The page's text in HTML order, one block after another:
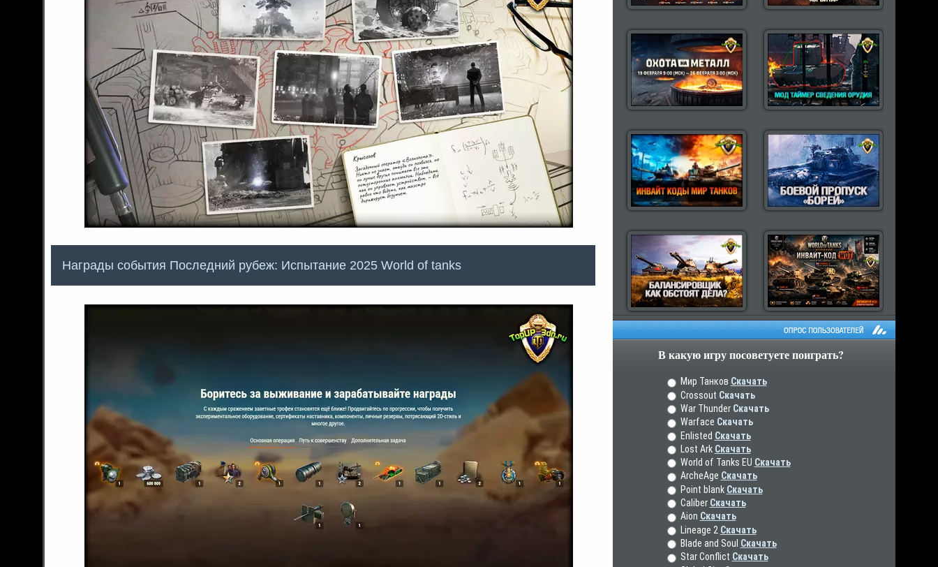
Опрос пользователей
В какую игру посоветуете поиграть?
Мир Танков Скачать
Crossout Скачать
War Thunder Скачать
Warface Скачать
Enlisted Скачать
Lost Ark Скачать
World of Tanks EU Скачать
ArcheAge Скачать
Point blank Скачать
Caliber Скачать
Aion Скачать
Lineage 2 Скачать
Blade and Soul Скачать
Star Conflict Скачать
Награды события Последний рубеж: Испытание 2025 World of tanks